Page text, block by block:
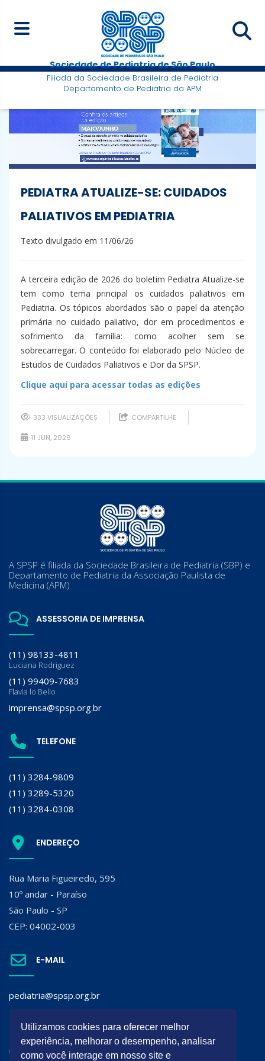
Sociedade de Pediatria de São Paulo
Filiada da Sociedade Brasileira de Pediatria
Departamento de Pediatria da APM
PEDIATRA ATUALIZE-SE: CUIDADOS
PALIATIVOS EM PEDIATRIA
Texto divulgado em 11/06/26
A terceira edição de 2026 do boletim Pediatra Atualize-se
tem como tema principal os cuidados paliativos em
Pediatria. Os tópicos abordados são o papel da atenção
primária no cuidado paliativo, dor em procedimentos e
sofrimento da família: como acolher sem se
sobrecarregar. O conteúdo foi elaborado pelo Núcleo de
Estudos de Cuidados Paliativos e Dor da SPSP.
Clique aqui para acessar todas as edições
333 VISUALIZAÇÕES COMPARTILHE
11 JUN, 2026
A SPSP é filiada da Sociedade Brasileira de Pediatria (SBP) e
Departamento de Pediatria da Associação Paulista de
Medicina (APM)
ASSESSORIA DE IMPRENSA
(11) 98133-4811
Luciana Rodriguez
(11) 99409-7683
Flavia lo Bello
imprensa@spsp.org.br
TELEFONE
(11) 3284-9809
(11) 3289-5320
(11) 3284-0308
ENDEREÇO
Rua Maria Figueiredo, 595
10º andar - Paraíso
São Paulo - SP
CEP: 04002-003
E-MAIL
pediatria@spsp.org.br
SIGA A SPSP:
Utilizamos cookies para oferecer melhor
experiência, melhorar o desempenho, analisar
como você interage em nosso site e